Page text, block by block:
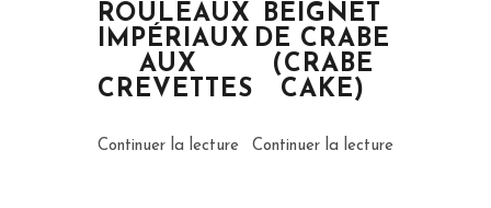
ROULEAUX
IMPÉRIAUX
AUX
CREVETTES
Continuer la lecture
BEIGNET
DE CRABE
(CRABE
CAKE)
Continuer la lecture